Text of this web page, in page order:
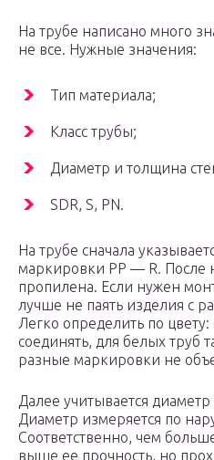
На трубе написано много
не все. Нужные значения:
Тип материала;
Класс трубы;
Диаметр и толщина
SDR, S, PN.
На трубе сначала
маркировки PP — R. После
пропилена. Если нужен
лучше не паять изделия с
Легко определить по
соединять, для белых труб
разные маркировки не
Далее учитывается
Диаметр измеряется по
Соответственно, чем
выше ее прочность, но